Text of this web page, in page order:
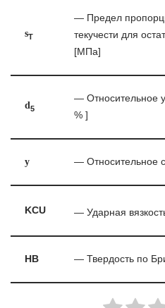
sT
— Предел
текучести для
[МПа]
d5
— Относительное
% ]
y — Относительное
KCU — Ударная
HB — Твердость по